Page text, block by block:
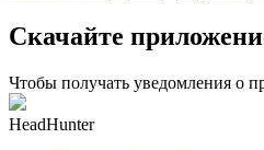
Скачайте
Чтобы получать уведомления о
HeadHunter